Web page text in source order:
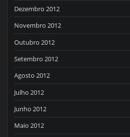
Dezembro 2012
Novembro 2012
Outubro 2012
Setembro 2012
Agosto 2012
Julho 2012
Junho 2012
Maio 2012